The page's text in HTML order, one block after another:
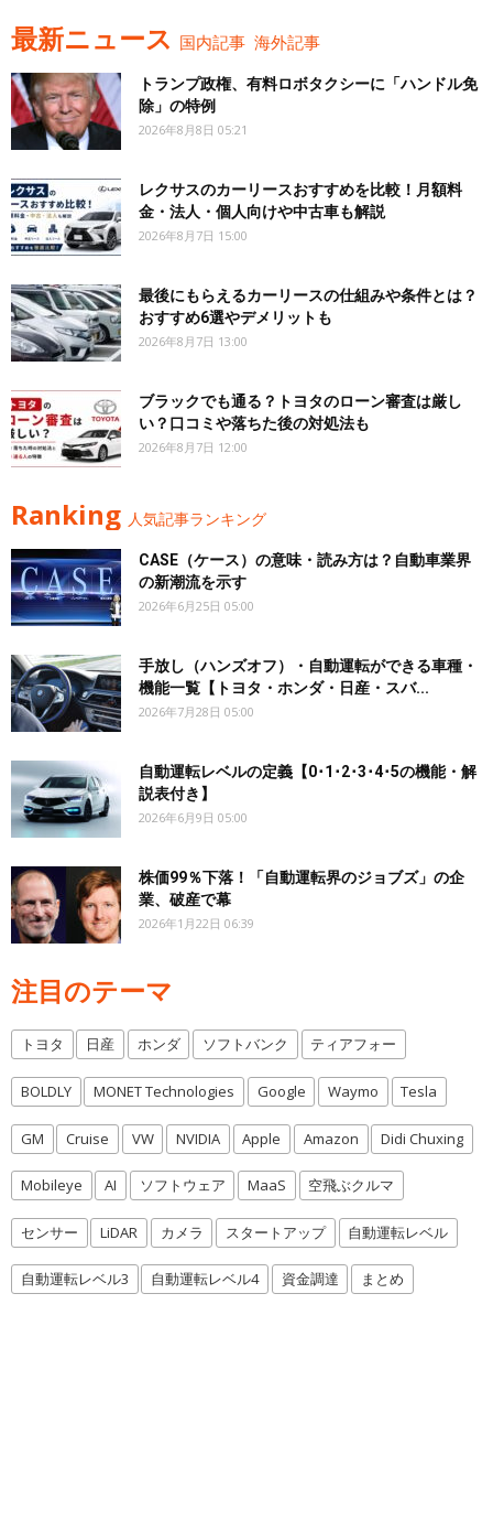
最新ニュース 国内記事 海外記事
トランプ政権、有料ロボタクシーに「ハンドル免
除」の特例
2026年8月8日 05:21
レクサスのカーリースおすすめを比較！月額料
金・法人・個人向けや中古車も解説
2026年8月7日 15:00
最後にもらえるカーリースの仕組みや条件とは？
おすすめ6選やデメリットも
2026年8月7日 13:00
ブラックでも通る？トヨタのローン審査は厳し
い？口コミや落ちた後の対処法も
2026年8月7日 12:00
Ranking 人気記事ランキング
CASE（ケース）の意味・読み方は？自動車業界
の新潮流を示す
2026年6月25日 05:00
手放し（ハンズオフ）・自動運転ができる車種・
機能一覧【トヨタ・ホンダ・日産・スバ...
2026年7月28日 05:00
自動運転レベルの定義【0･1･2･3･4･5の機能・解
説表付き】
2026年6月9日 05:00
株価99％下落！「自動運転界のジョブズ」の企
業、破産で幕
2026年1月22日 06:39
注目のテーマ
トヨタ 日産 ホンダ ソフトバンク ティアフォー
BOLDLY MONET Technologies Google Waymo Tesla
GM Cruise VW NVIDIA Apple Amazon Didi Chuxing
Mobileye AI ソフトウェア MaaS 空飛ぶクルマ
センサー LiDAR カメラ スタートアップ 自動運転レベル
自動運転レベル3 自動運転レベル4 資金調達 まとめ